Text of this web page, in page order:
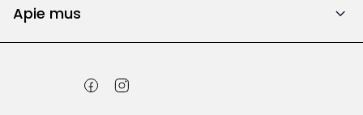
Apie mus